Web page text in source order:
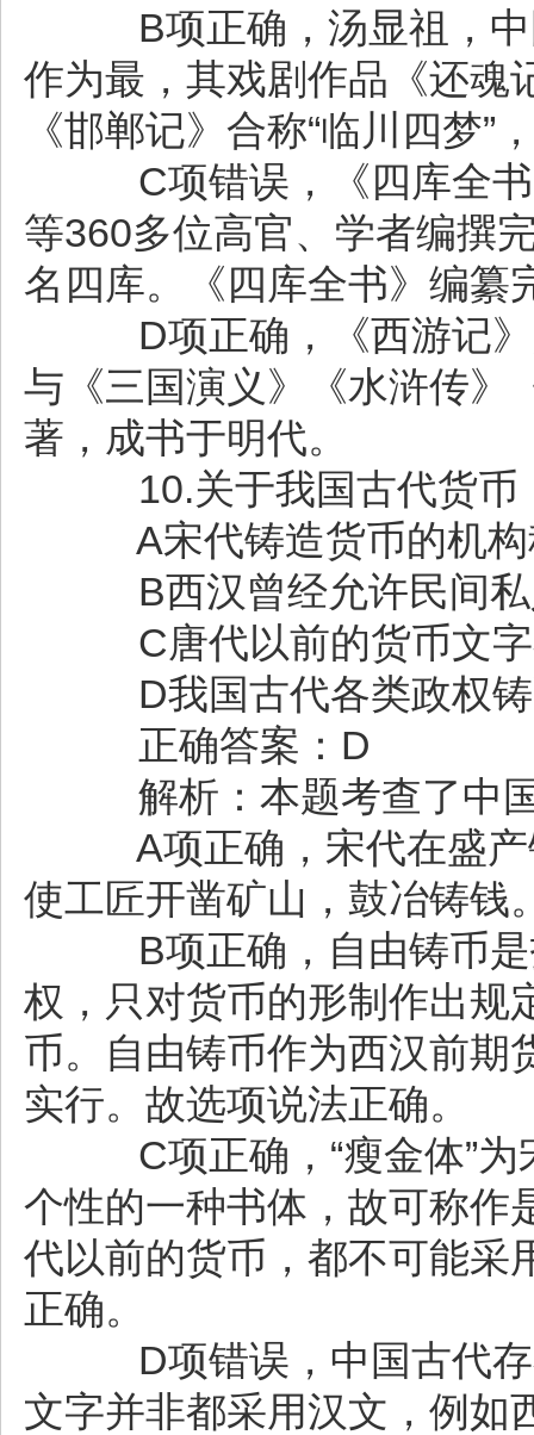
B项正确，汤显祖，中
作为最，其戏剧作品《还魂
《邯郸记》合称“临川四梦
C项错误，《四库全书
等360多位高官、学者编撰
名四库。《四库全书》编纂
D项正确，《西游记》
与《三国演义》《水浒传》
著，成书于明代。
10.关于我国古代货币
A宋代铸造货币的机构
B西汉曾经允许民间私
C唐代以前的货币文字
D我国古代各类政权铸
正确答案：D
解析：本题考查了中
A项正确，宋代在盛产
使工匠开凿矿山，鼓冶铸钱
B项正确，自由铸币是
权，只对货币的形制作出规
币。自由铸币作为西汉前期
实行。故选项说法正确。
C项正确，“瘦金体”为
个性的一种书体，故可称作
代以前的货币，都不可能采
正确。
D项错误，中国古代存
文字并非都采用汉文，例如